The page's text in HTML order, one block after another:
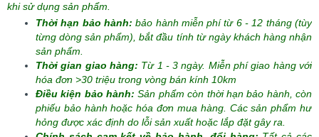
khi sử dụng sản phẩm.
Thời hạn bảo hành:bảo hành miễn phí từ 6 - 12 tháng (tùy
từng dòng sản phẩm), bắt đầu tính từ ngày khách hàng nhận
sản phẩm.
Thời gian giao hàng: Từ 1 - 3 ngày. Miễn phí giao hàng với
hóa đơn >30 triệu trong vòng bán kính 10km
Điều kiện bảo hành:Sản phẩm còn thời hạn bảo hành, còn
phiếu bảo hành hoặc hóa đơn mua hàng. Các sản phẩm hư
hỏng được xác định do lỗi sản xuất hoặc lắp đặt gây ra.